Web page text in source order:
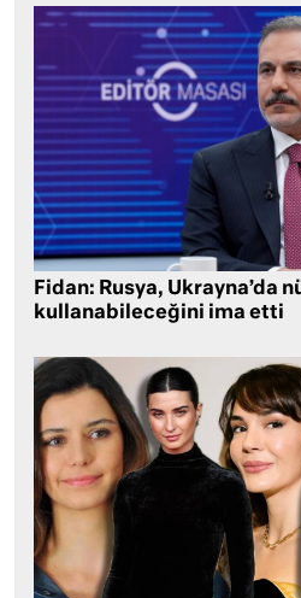
Fidan: Rusya, Ukrayna’da
kullanabileceğini ima etti